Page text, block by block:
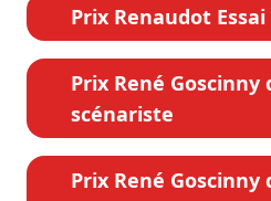
Prix Renaudot Essai
Prix René Goscinny
scénariste
Prix René